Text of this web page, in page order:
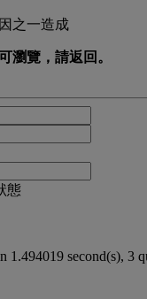
之一造成
瀏覽，請返回。
態
1.494019 second(s), 3